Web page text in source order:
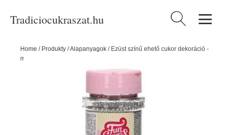
Tradiciocukraszat.hu Keresés:
Home / Produkty /Alapanyagok / Ezüst színű ehető cukor dekoráció -
mini gyöngyök 80 g - FunCakes